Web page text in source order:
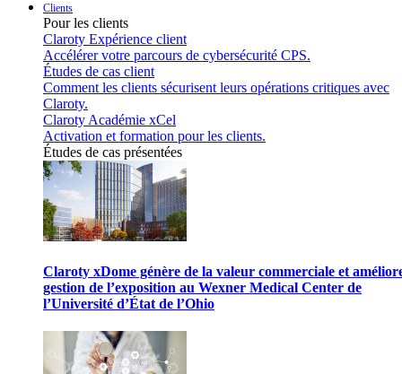
Clients
Pour les clients
Claroty Expérience client
Accélérer votre parcours de cybersécurité CPS.
Études de cas client
Comment les clients sécurisent leurs opérations critiques avec
Claroty.
Claroty Académie xCel
Activation et formation pour les clients.
Études de cas présentées
Claroty xDome génère de la valeur commerciale et
gestion de l’exposition au Wexner Medical Center de
l’Université d’État de l’Ohio